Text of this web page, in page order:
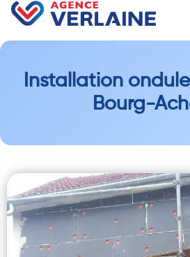
Installation
Bourg-